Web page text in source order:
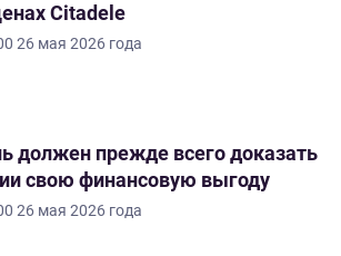
Citadele
26 мая 2026 года
должен прежде всего доказать
свою финансовую выгоду
26 мая 2026 года